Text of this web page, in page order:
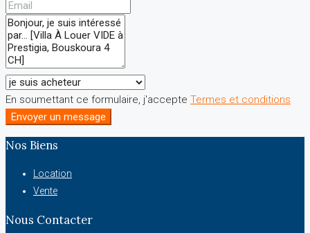
En soumettant ce formulaire, j'accepte Termes et conditions
Envoyer un message
Nos Biens
Location
Vente
Nous Contacter